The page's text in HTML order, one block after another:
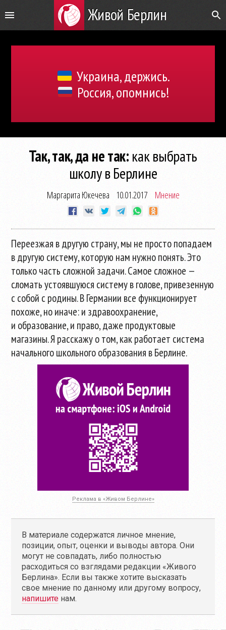
Живой Берлин
Украина, держись.
Россия, опомнись!
Так, так, да не так: как выбрать
школу в Берлине
Маргарита Юкечева 10.01.2017 Мнение
Переезжая в другую страну, мы не просто попадаем
в другую систему, которую нам нужно понять. Это
только часть сложной задачи. Самое сложное —
сломать устоявшуюся систему в голове, привезенную
с собой с родины. В Германии все функционирует
похоже, но иначе: и здравоохранение,
и образование, и право, даже продуктовые
магазины. Я расскажу о том, как работает система
начального школьного образования в Берлине.
Реклама в «Живом Берлине»
В материале содержатся личное мнение,
позиции, опыт, оценки и выводы автора. Они
могут не совпадать, либо полностью
расходиться со взглядами редакции «Живого
Берлина». Если вы также хотите высказать
свое мнение по данному или другому вопросу,
напишите нам.